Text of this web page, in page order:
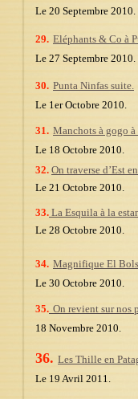
Le 20 Septembre 2010.
29. Eléphants & Co à
Le 27 Septembre 2010.
30. Punta Ninfas suite.
Le 1er Octobre 2010.
31. Manchots à gogo
Le 18 Octobre 2010.
32. On traverse d’Est
Le 21 Octobre 2010.
33. La Esquila à la
Le 28 Octobre 2010.
34. Magnifique El
Le 30 Octobre 2010.
35. On revient sur nos
18 Novembre 2010.
36. Les Thille en
Le 19 Avril 2011.